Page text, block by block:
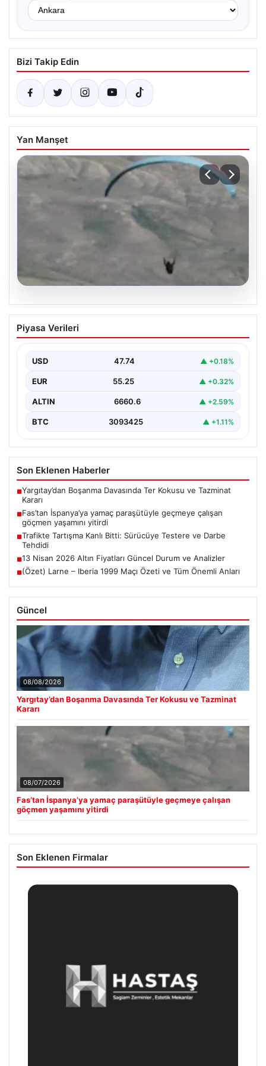
Bizi Takip Edin
Yan Manşet
07.08.2026
Fas’tan İspanya’ya yamaç paraşütüyle
geçmeye çalışan göçmen yaşamını
{ "title": "Fas'tan İspanya'ya Yamaç Paraşütüyle
"content": "Fas ile…
Piyasa Verileri
USD 47.74 ▲ +0.18%
EUR 55.25 ▲ +0.32%
ALTIN 6660.6 ▲ +2.59%
BTC 3093425 ▲ +1.11%
Son Eklenen Haberler
■Yargıtay’dan Boşanma Davasında Ter Kokusu ve Tazminat
Kararı
■Fas’tan İspanya’ya yamaç paraşütüyle geçmeye çalışan
göçmen yaşamını yitirdi
■Trafikte Tartışma Kanlı Bitti: Sürücüye Testere ve Darbe
Tehdidi
■13 Nisan 2026 Altın Fiyatları Güncel Durum ve Analizler
■(Özet) Larne – Iberia 1999 Maçı Özeti ve Tüm Önemli Anları
Güncel
08/08/2026
Yargıtay’dan Boşanma Davasında Ter Kokusu ve Tazminat
Kararı
08/07/2026
Fas’tan İspanya’ya yamaç paraşütüyle geçmeye çalışan
göçmen yaşamını yitirdi
Son Eklenen Firmalar